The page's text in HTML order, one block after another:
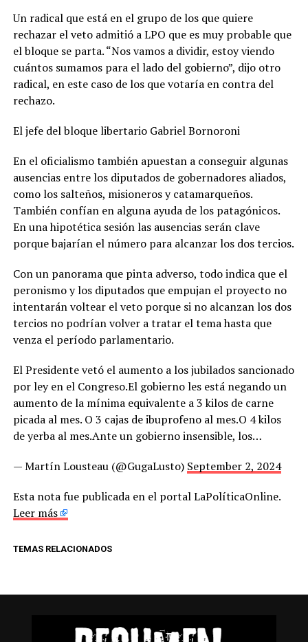
Un radical que está en el grupo de los que quiere
rechazar el veto admitió a LPO que es muy probable que
el bloque se parta. “Nos vamos a dividir, estoy viendo
cuántos sumamos para el lado del gobierno”, dijo otro
radical, en este caso de los que votaría en contra del
rechazo.
El jefe del bloque libertario Gabriel Bornoroni
En el oficialismo también apuestan a conseguir algunas
ausencias entre los diputados de gobernadores aliados,
como los salteños, misioneros y catamarqueños.
También confían en alguna ayuda de los patagónicos.
En una hipotética sesión las ausencias serán clave
porque bajarían el número para alcanzar los dos tercios.
Con un panorama que pinta adverso, todo indica que el
peronismo y los diputados que empujan el proyecto no
intentarán voltear el veto porque si no alcanzan los dos
tercios no podrían volver a tratar el tema hasta que
venza el período parlamentario.
El Presidente vetó el aumento a los jubilados sancionado
por ley en el Congreso.El gobierno les está negando un
aumento de la mínima equivalente a 3 kilos de carne
picada al mes. O 3 cajas de ibuprofeno al mes.O 4 kilos
de yerba al mes.Ante un gobierno insensible, los…
— Martín Lousteau (@GugaLusto) September 2, 2024
Esta nota fue publicada en el portal LaPolíticaOnline.
Leer más
TEMAS RELACIONADOS